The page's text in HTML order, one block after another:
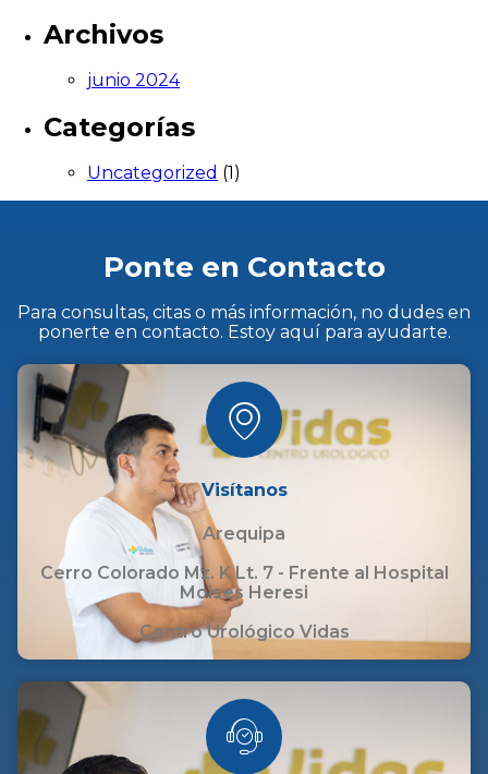
Archivos
junio 2024
Categorías
Uncategorized (1)
Ponte en Contacto
Para consultas, citas o más información, no dudes en
ponerte en contacto. Estoy aquí para ayudarte.
Visítanos
Arequipa
Cerro Colorado Mz. K Lt. 7 - Frente al Hospital
Moises Heresi
Centro Urológico Vidas